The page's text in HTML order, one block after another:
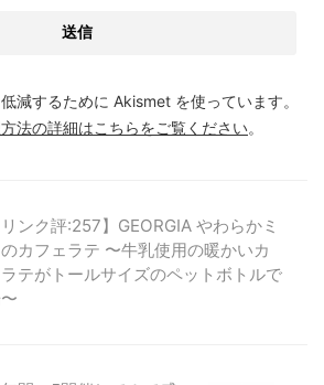
減するために Akismet を使っています。
法の詳細はこちらをご覧ください。
リンク評:257】GEORGIA やわらかミ
カフェラテ 〜牛乳使用の暖かいカ
テがトールサイズのペットボトルで